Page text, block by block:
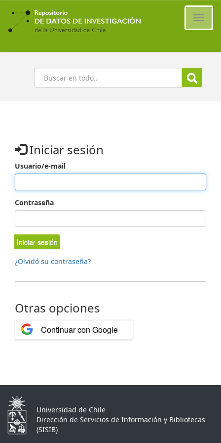
Ir
contenido
principal
Buscar
Iniciar sesión
Usuario/e-mail
Contraseña
Iniciar sesión
¿Olvidó su contraseña?
Otras opciones
Continuar con Google
Universidad de Chile
Dirección de Servicios de Información y Bibliotecas
(SISIB)